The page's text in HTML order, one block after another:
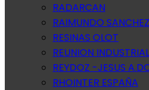
RADARCAN
RAIMUNDO SANCHEZ
RESINAS OLOT
REUNION INDUSTRIAL
REYDOZ -JESUS
RHOINTER ESPAÑA